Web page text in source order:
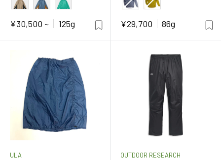
販
価
¥30,500 ~ 125g
販
価
¥29,700 86g
ULA OUTDOOR RESEARCH